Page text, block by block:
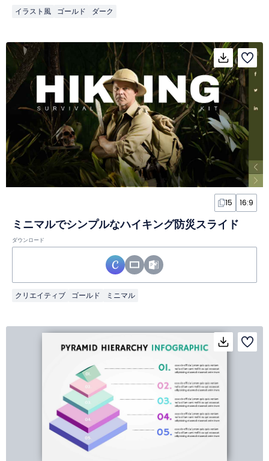
イラスト風 ゴールド ダーク
15 16:9
ミニマルでシンプルなハイキング防災スライド
ダウンロード
クリエイティブ ゴールド ミニマル